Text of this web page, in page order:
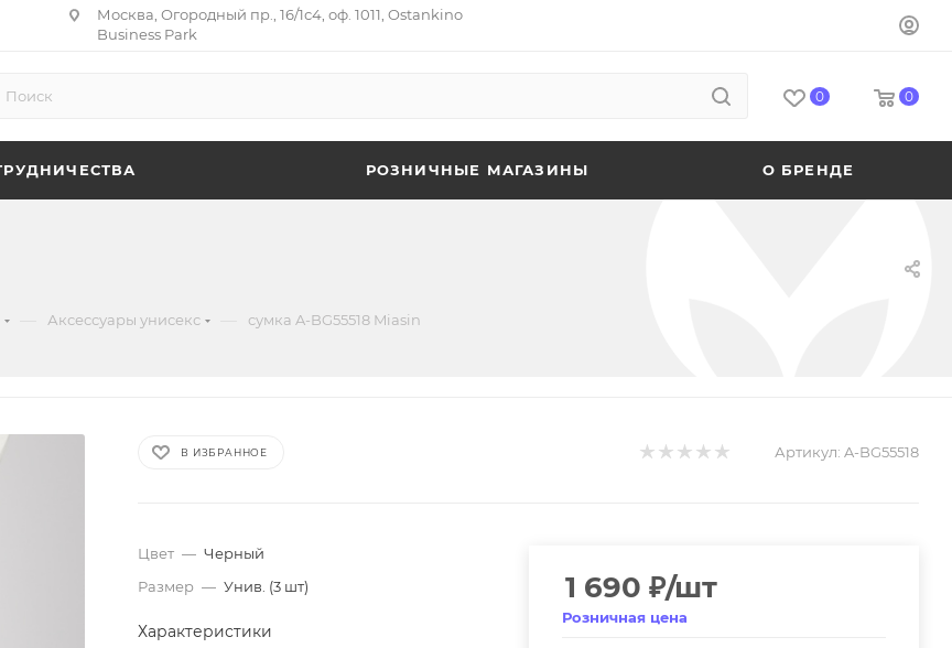
Москва, Огородный пр., 16/1с4, оф. 1011, Ostankino
Business Park
0 0
РОЗНИЧНЫЕ МАГАЗИНЫ О БРЕНДЕ
Аксессуары унисекс сумка A-BG55518 Miasin
В ИЗБРАННОЕ Артикул: A-BG55518
Цвет — Черный
Размер — Унив. (3 шт)
Характеристики
1 690 ₽/шт
Розничная цена